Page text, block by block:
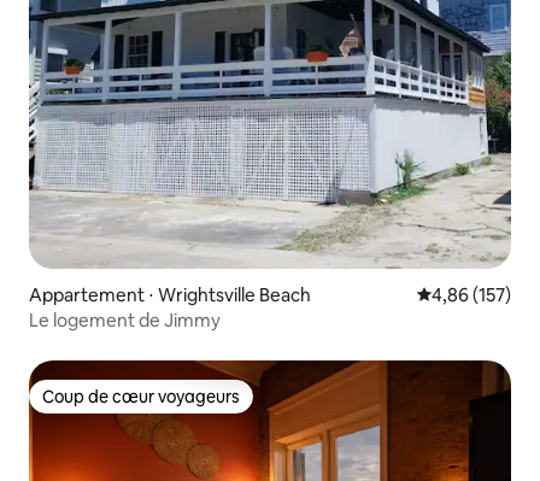
Appartement ⋅ Wrightsville Beach Évaluation
4,86 (157)
Le logement de Jimmy
Coup de cœur voyageurs
Coup de cœur voyageurs